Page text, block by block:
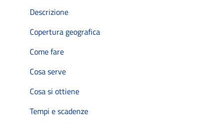
Descrizione
Copertura geografica
Come fare
Cosa serve
Cosa si ottiene
Tempi e scadenze